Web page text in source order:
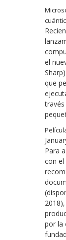
el
que
Para
con el
por la